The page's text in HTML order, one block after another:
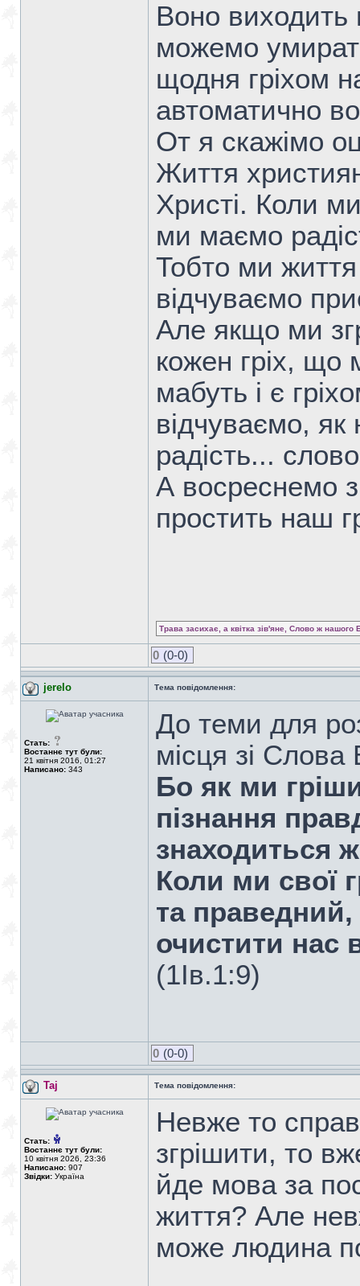
Воно виходить
можемо
щодня гріхом
автоматично
От я скажімо
Життя
Христі. Коли
ми маємо
Тобто ми
відчуваємо
Але якщо ми
кожен гріх, що
мабуть і є
відчуваємо,
радість...
А восреснемо
простить наш
Трава засихає, а квітка зів'яне, Слово ж нашого
0 (0-0)
jerelo Тема повідомлення:
Стать:
Востаннє тут були:
21 квітня 2016, 01:27
Написано: 343
До теми для
місця зі Слова
Бо як ми
пізнання
знаходиться
Коли ми свої
та
очистити нас
(1Ів.1:9)
0 (0-0)
Taj Тема повідомлення:
Стать:
Востаннє тут були:
10 квітня 2026, 23:36
Написано: 907
Звідки: Україна
Невже то
згрішити, то
йде мова за
життя? Але
може людина